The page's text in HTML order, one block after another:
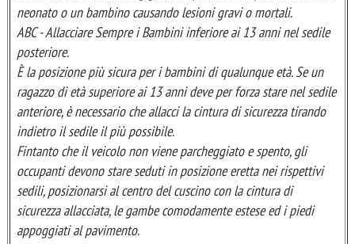
neonato o un bambino causando lesioni gravi o mortali.
ABC - Allacciare Sempre i Bambini inferiore ai 13 anni nel sedile
posteriore.
È la posizione più sicura per i bambini di qualunque età. Se un
ragazzo di età superiore ai 13 anni deve per forza stare nel sedile
anteriore, è necessario che allacci la cintura di sicurezza tirando
indietro il sedile il più possibile.
Fintanto che il veicolo non viene parcheggiato e spento, gli
occupanti devono stare seduti in posizione eretta nei rispettivi
sedili, posizionarsi al centro del cuscino con la cintura di
sicurezza allacciata, le gambe comodamente estese ed i piedi
appoggiati al pavimento.